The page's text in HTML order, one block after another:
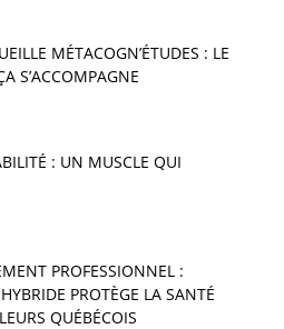
MÉTACOGN’ÉTUDES : LE
S’ACCOMPAGNE
: UN MUSCLE QUI
PROFESSIONNEL :
PROTÈGE LA SANTÉ
QUÉBÉCOIS